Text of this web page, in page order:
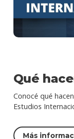
Qué
Conocé qué
Estudios
Más